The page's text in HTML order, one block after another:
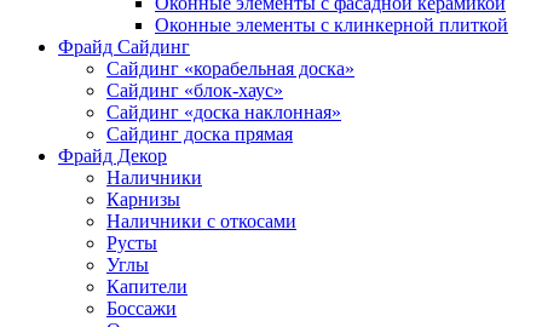
Оконные элементы с клинкерной плиткой
Фрайд Сайдинг
Сайдинг «корабельная доска»
Сайдинг «блок-хаус»
Сайдинг «доска наклонная»
Сайдинг доска прямая
Фрайд Декор
Наличники
Карнизы
Наличники с откосами
Русты
Углы
Капители
Боссажи